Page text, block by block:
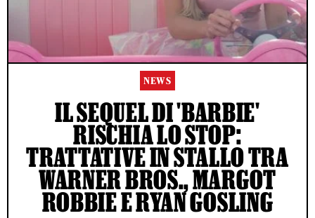
NEWS
IL SEQUEL DI 'BARBIE'
RISCHIA LO STOP:
TRATTATIVE IN STALLO TRA
WARNER BROS., MARGOT
ROBBIE E RYAN GOSLING